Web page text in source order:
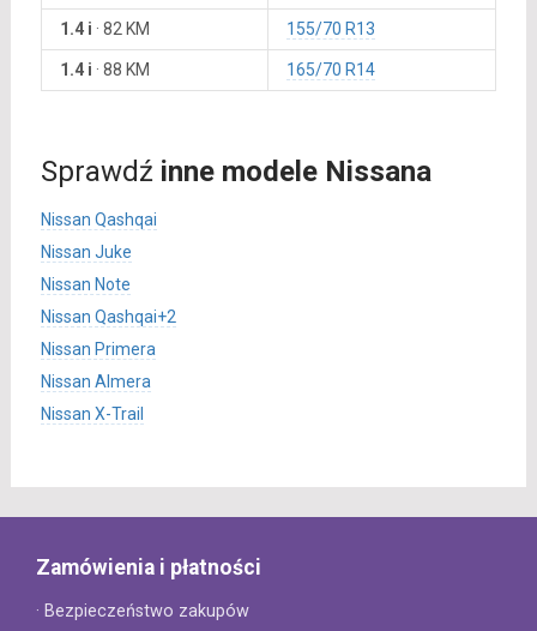
1.4 i · 82 KM 155/70 R13
1.4 i · 88 KM 165/70 R14
Sprawdź inne modele Nissana
Nissan Qashqai
Nissan Juke
Nissan Note
Nissan Qashqai+2
Nissan Primera
Nissan Almera
Nissan X-Trail
Zamówienia i płatności
· Bezpieczeństwo zakupów